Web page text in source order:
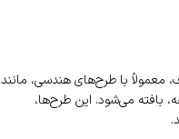
معمولاً با طرح‌های هندسی، مانند
می‌شود. این طرح‌ها،